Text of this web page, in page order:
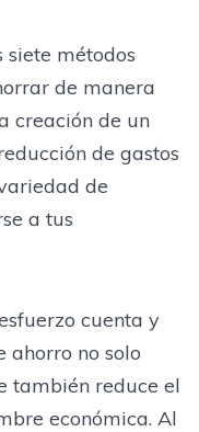
siete métodos
de manera
creación de un
de gastos
de
a tus
cuenta y
no solo
también reduce el
económica. Al